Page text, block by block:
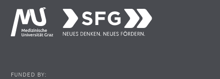
FUNDED BY: